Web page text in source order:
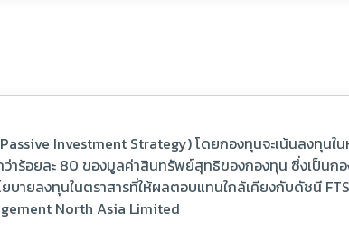
Investment Strategy) โดยกองทุนจะเน้นลงทุน
าร้อยละ 80 ของมูลค่าสินทรัพย์สุทธิของกองทุน ซึ่งเป็น
บายลงทุนในตราสารที่ให้ผลตอบแทนใกล้เคียงกับดัชนี
North Asia Limited